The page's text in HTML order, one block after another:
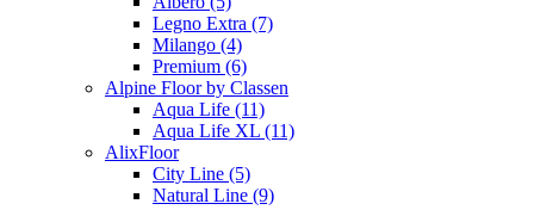
Legno Extra (7)
Milango (4)
Premium (6)
Alpine Floor by Classen
Aqua Life (11)
Aqua Life XL (11)
AlixFloor
City Line (5)
Natural Line (9)